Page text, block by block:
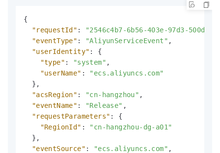
{
"requestId" :
"2546c4b7-6b56-403e-97d3-
"eventType" : "AliyunServiceEvent" ,
"userIdentity" :
{
"type" : "system" ,
"userName" :
"ecs.aliyuncs.com"
} ,
"acsRegion" : "cn-hangzhou" ,
"eventName" : "Release" ,
"requestParameters" :
{
"RegionId" :
"cn-hangzhou-dg-a01"
} ,
"eventSource" : "ecs.aliyuncs.com" ,